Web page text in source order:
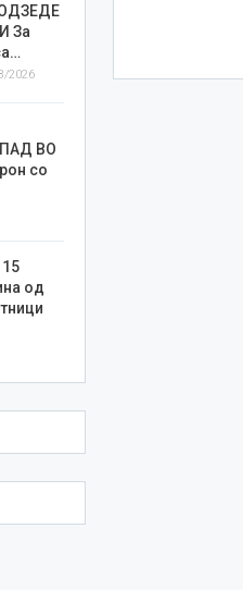
За
2026
ВО
со
од